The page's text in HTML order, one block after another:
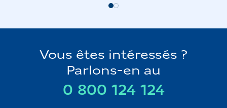
Vous êtes intéressés ?
Parlons-en au
0 800 124 124